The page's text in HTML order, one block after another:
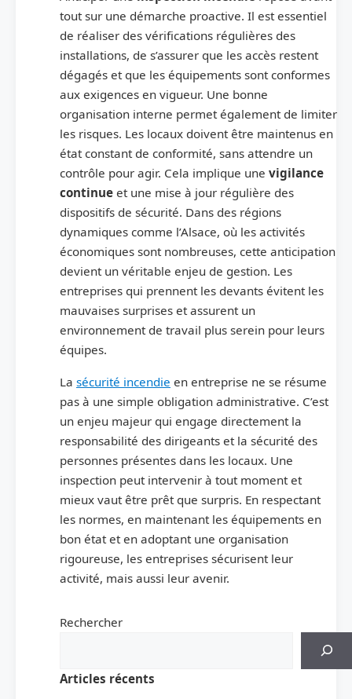
tout sur une démarche proactive. Il est essentiel
de réaliser des vérifications régulières des
installations, de s’assurer que les accès restent
dégagés et que les équipements sont conformes
aux exigences en vigueur. Une bonne
organisation interne permet également de limiter
les risques. Les locaux doivent être maintenus en
état constant de conformité, sans attendre un
contrôle pour agir. Cela implique une vigilance
continue et une mise à jour régulière des
dispositifs de sécurité. Dans des régions
dynamiques comme l’Alsace, où les activités
économiques sont nombreuses, cette anticipation
devient un véritable enjeu de gestion. Les
entreprises qui prennent les devants évitent les
mauvaises surprises et assurent un
environnement de travail plus serein pour leurs
équipes.
La sécurité incendie en entreprise ne se résume
pas à une simple obligation administrative. C’est
un enjeu majeur qui engage directement la
responsabilité des dirigeants et la sécurité des
personnes présentes dans les locaux. Une
inspection peut intervenir à tout moment et
mieux vaut être prêt que surpris. En respectant
les normes, en maintenant les équipements en
bon état et en adoptant une organisation
rigoureuse, les entreprises sécurisent leur
activité, mais aussi leur avenir.
Rechercher
Articles récents